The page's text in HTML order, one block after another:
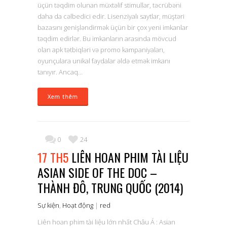
üçün təqdim olunan müxtəlif stimullar, təcrübəni
daha da cəlbedici edir. Lisenziyalı saytlar, müştəri
bazasını genişləndirmək üçün bir çox yeni imkanlar
təqdim edirlər. Bu imkanların arasında mövcud
olan apk tətbiqləri və promo kampaniyaları,
oyunçulara unikal faydalar əldə etmək imkanı
tanıyır. Ancaq…
Xem thêm
0 24
17 TH5 LIÊN HOAN PHIM TÀI LIỆU
ASIAN SIDE OF THE DOC –
THÀNH ĐÔ, TRUNG QUỐC (2014)
Sự kiện, Hoạt động | red
Liên hoan phim tài liệu lớn nhất Châu Á : Asian